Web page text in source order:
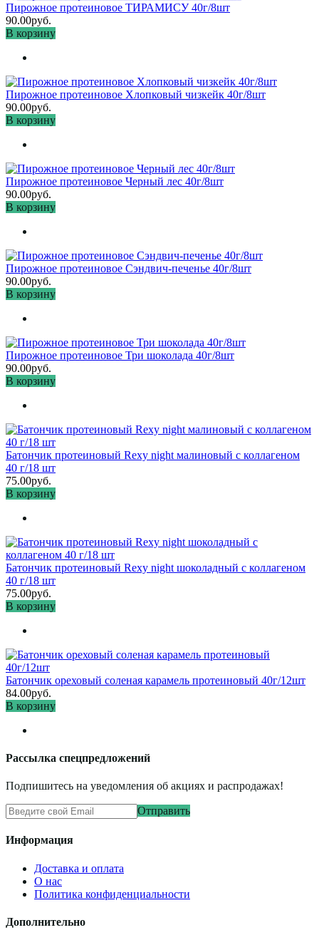
Пирожное протеиновое ТИРАМИСУ 40г/8шт
90.00руб.
В корзину
Пирожное протеиновое Хлопковый чизкейк 40г/8шт
90.00руб.
В корзину
Пирожное протеиновое Черный лес 40г/8шт
90.00руб.
В корзину
Пирожное протеиновое Сэндвич-печенье 40г/8шт
90.00руб.
В корзину
Пирожное протеиновое Три шоколада 40г/8шт
90.00руб.
В корзину
Батончик протеиновый Rexy night малиновый с коллагеном
40 г/18 шт
75.00руб.
В корзину
Батончик протеиновый Rexy night шоколадный с коллагеном
40 г/18 шт
75.00руб.
В корзину
Батончик ореховый соленая карамель протеиновый 40г/12шт
84.00руб.
В корзину
Рассылка спецпредложений
Подпишитесь на уведомления об акциях и распродажах!
Отправить
Информация
Доставка и оплата
О нас
Политика конфиденциальности
Дополнительно